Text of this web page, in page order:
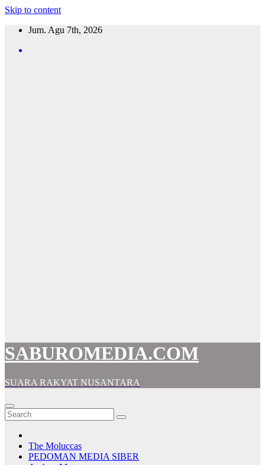
Skip to content
Jum. Agu 7th, 2026
SABUROMEDIA.COM
SUARA RAKYAT NUSANTARA
The Moluccas
PEDOMAN MEDIA SIBER